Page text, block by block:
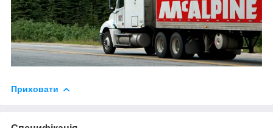
Приховати